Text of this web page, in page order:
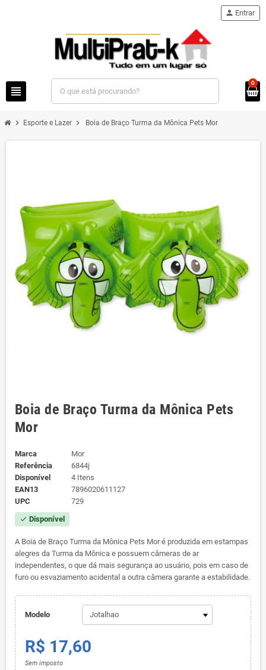
view_headline
person Entrar
0
chevron_right Esporte e Lazer chevron_right Boia de Braço Turma da Mônica Pets Mor
Boia de Braço Turma da Mônica Pets
Mor
Marca
Mor
Referência
6844j
Disponível
4 Itens
EAN13
7896020611127
UPC
729
check Disponível
A Boia de Braço Turma da Mônica Pets Mor é produzida em estampas
alegres da Turma da Mônica e possuem câmeras de ar
independentes, o que dá mais segurança ao usuário, pois em caso de
furo ou esvaziamento acidental a outra câmera garante a estabilidade.
Modelo
R$ 17,60
Sem imposto